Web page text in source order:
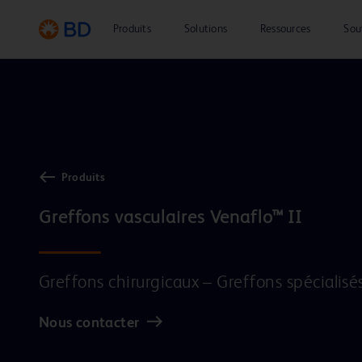
Produits Solutions Ressources
Produits
Greffons vasculaires Venaflo™ II
Greffons chirurgicaux – Greffons
Nous contacter